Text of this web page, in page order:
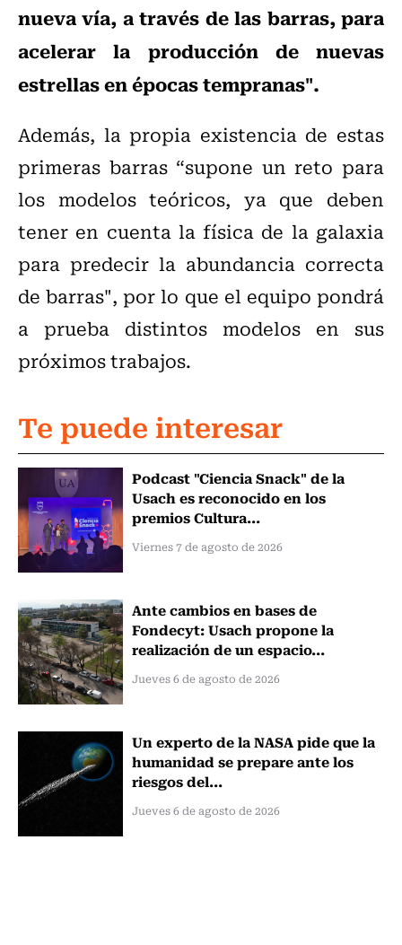
nueva vía, a través de las barras, para
acelerar la producción de nuevas
estrellas en épocas tempranas".
Además, la propia existencia de estas
primeras barras “supone un reto para
los modelos teóricos, ya que deben
tener en cuenta la física de la galaxia
para predecir la abundancia correcta
de barras", por lo que el equipo pondrá
a prueba distintos modelos en sus
próximos trabajos.
Te puede interesar
Podcast "Ciencia Snack" de la
Usach es reconocido en los
premios Cultura...
Viernes 7 de agosto de 2026
Ante cambios en bases de
Fondecyt: Usach propone la
realización de un espacio...
Jueves 6 de agosto de 2026
Un experto de la NASA pide que la
humanidad se prepare ante los
riesgos del...
Jueves 6 de agosto de 2026